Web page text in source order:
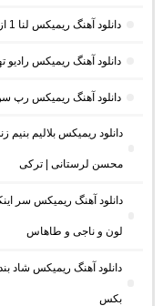
دانلود آهنگ ریمیکس لنا 1 از دیجی سوشی
دانلود آهنگ ریمیکس رادیو تهران 18 از دیجی ای فر (ریمیکس
دانلود آهنگ ریمیکس رپ
دانلود ریمیکس بلالیم
محسن لرستانی | ترکی
دانلود آهنگ ریمیکس سر
لون و ناجی و طاهاس
دانلود آهنگ ریمیکس شاد
بکس